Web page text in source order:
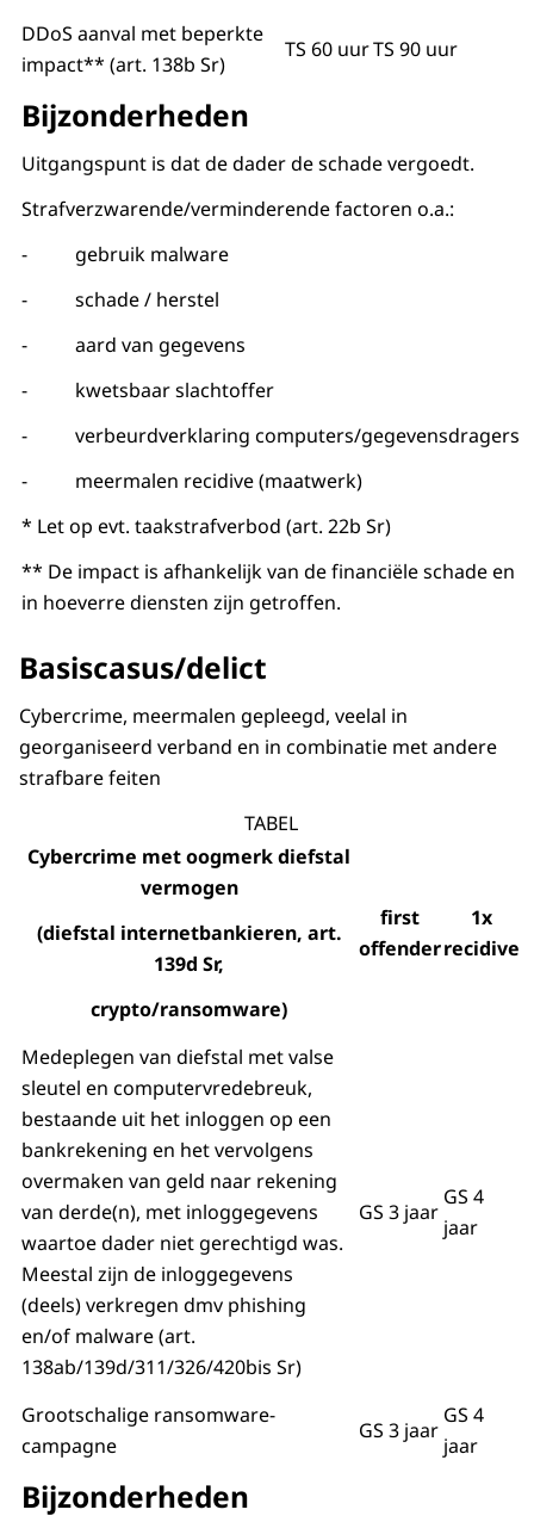
DDoS aanval met beperkte
impact** (art. 138b Sr)
TS 60 uurTS 90 uur
Bijzonderheden
Uitgangspunt is dat de dader de schade vergoedt.
Strafverzwarende/verminderende factoren o.a.:
- gebruik malware
- schade / herstel
- aard van gegevens
- kwetsbaar slachtoffer
- verbeurdverklaring computers/gegevensdragers
- meermalen recidive (maatwerk)
* Let op evt. taakstrafverbod (art. 22b Sr)
** De impact is afhankelijk van de financiële schade en
in hoeverre diensten zijn getroffen.
Basiscasus/delict
Cybercrime, meermalen gepleegd, veelal in
georganiseerd verband en in combinatie met andere
strafbare feiten
TABEL
Cybercrime met oogmerk diefstal
vermogen
(diefstal internetbankieren, art.
139d Sr,
crypto/ransomware)
first
offender
1x
recidive
Medeplegen van diefstal met valse
sleutel en computervredebreuk,
bestaande uit het inloggen op een
bankrekening en het vervolgens
overmaken van geld naar rekening
van derde(n), met inloggegevens
waartoe dader niet gerechtigd was.
Meestal zijn de inloggegevens
(deels) verkregen dmv phishing
en/of malware (art.
138ab/139d/311/326/420bis Sr)
GS 3 jaar
GS 4
jaar
Grootschalige ransomware-
campagne
GS 3 jaar
GS 4
jaar
Bijzonderheden